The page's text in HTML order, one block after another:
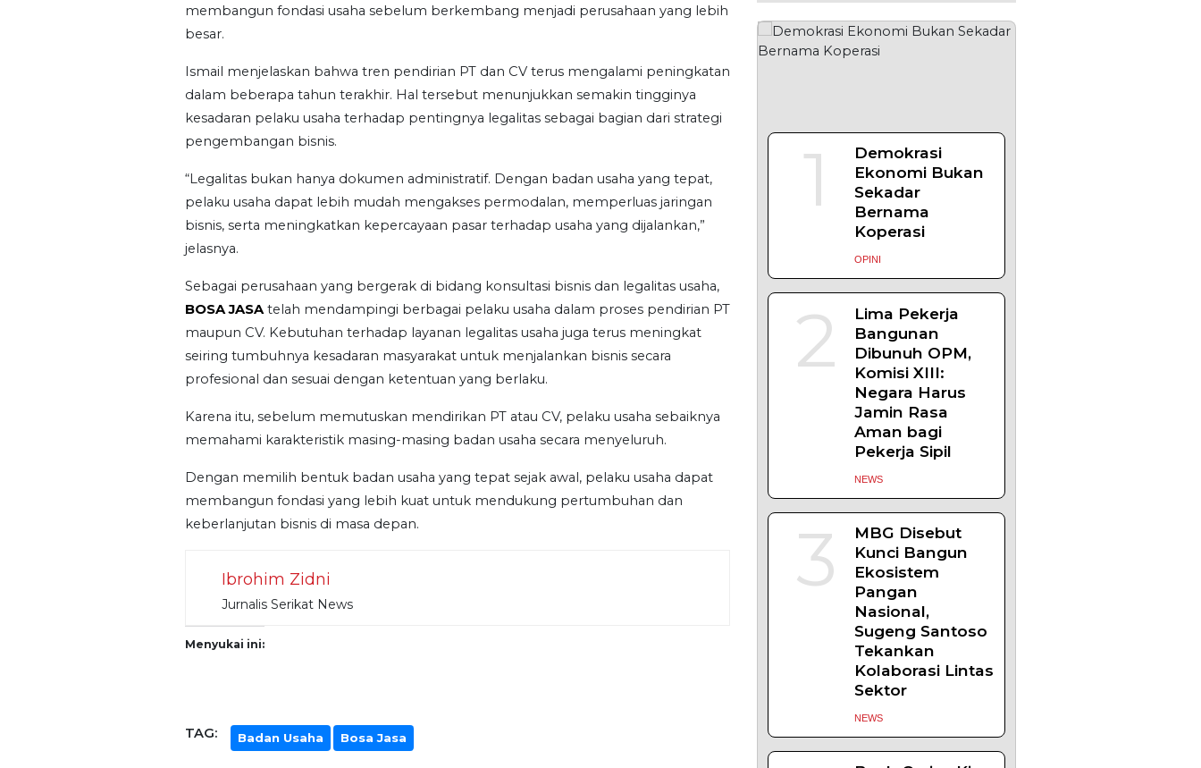
membangun fondasi usaha sebelum berkembang menjadi perusahaan yang lebih
besar.
Ismail menjelaskan bahwa tren pendirian PT dan CV terus mengalami peningkatan
dalam beberapa tahun terakhir. Hal tersebut menunjukkan semakin tingginya
kesadaran pelaku usaha terhadap pentingnya legalitas sebagai bagian dari strategi
pengembangan bisnis.
“Legalitas bukan hanya dokumen administratif. Dengan badan usaha yang tepat,
pelaku usaha dapat lebih mudah mengakses permodalan, memperluas jaringan
bisnis, serta meningkatkan kepercayaan pasar terhadap usaha yang dijalankan,”
jelasnya.
Sebagai perusahaan yang bergerak di bidang konsultasi bisnis dan legalitas usaha,
BOSA JASAtelah mendampingi berbagai pelaku usaha dalam proses pendirian PT
maupun CV. Kebutuhan terhadap layanan legalitas usaha juga terus meningkat
seiring tumbuhnya kesadaran masyarakat untuk menjalankan bisnis secara
profesional dan sesuai dengan ketentuan yang berlaku.
Karena itu, sebelum memutuskan mendirikan PT atau CV, pelaku usaha sebaiknya
memahami karakteristik masing-masing badan usaha secara menyeluruh.
Dengan memilih bentuk badan usaha yang tepat sejak awal, pelaku usaha dapat
membangun fondasi yang lebih kuat untuk mendukung pertumbuhan dan
keberlanjutan bisnis di masa depan.
Ibrohim Zidni
Jurnalis Serikat News
Menyukai ini:
TAG: Badan Usaha Bosa Jasa
1
Demokrasi
Ekonomi Bukan
Sekadar
Bernama
Koperasi
OPINI
2
Lima Pekerja
Bangunan
Dibunuh OPM,
Komisi XIII:
Negara Harus
Jamin Rasa
Aman bagi
Pekerja Sipil
NEWS
3
MBG Disebut
Kunci Bangun
Ekosistem
Pangan
Nasional,
Sugeng Santoso
Tekankan
Kolaborasi Lintas
Sektor
NEWS